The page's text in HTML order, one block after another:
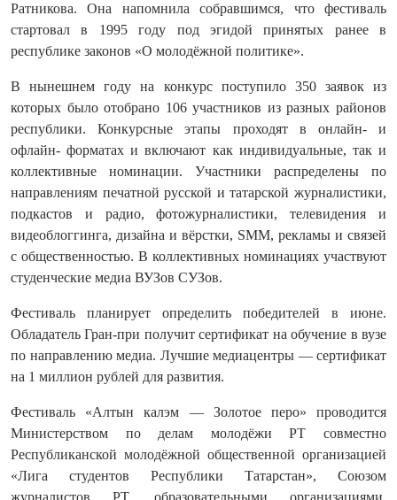
Ратникова. Она напомнила собравшимся, что фестиваль
стартовал в 1995 году под эгидой принятых ранее в
республике законов «О молодёжной политике».
В нынешнем году на конкурс поступило 350 заявок из
которых было отобрано 106 участников из разных районов
республики. Конкурсные этапы проходят в онлайн- и
офлайн- форматах и включают как индивидуальные, так и
коллективные номинации. Участники распределены по
направлениям печатной русской и татарской журналистики,
подкастов и радио, фотожурналистики, телевидения и
видеоблоггинга, дизайна и вёрстки, SMM, рекламы и связей
с общественностью. В коллективных номинациях участвуют
студенческие медиа ВУЗов СУЗов.
Фестиваль планирует определить победителей в июне.
Обладатель Гран-при получит сертификат на обучение в вузе
по направлению медиа. Лучшие медиацентры — сертификат
на 1 миллион рублей для развития.
Фестиваль «Алтын калэм — Золотое перо» проводится
Министерством по делам молодёжи РТ совместно
Республиканской молодёжной общественной организацией
«Лига студентов Республики Татарстан», Союзом